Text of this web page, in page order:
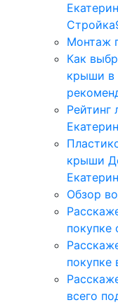
Монтаж
Как
крыши в
Рейтинг
крыши
Обзор
покупке
покупке
всего